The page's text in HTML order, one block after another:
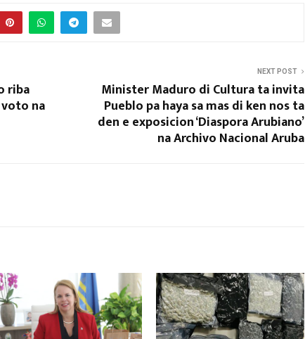
riba
na
NEXT POST
Minister Maduro di Cultura ta invita
Pueblo pa haya sa mas di ken nos ta
den e exposicion ‘Diaspora Arubiano’
na Archivo Nacional Aruba